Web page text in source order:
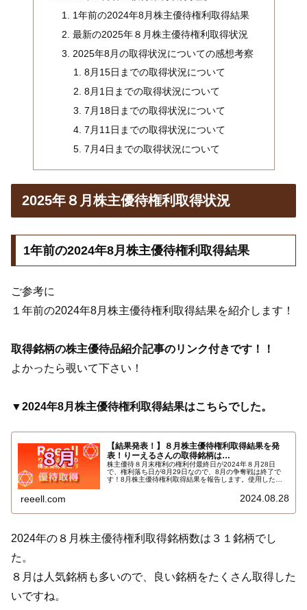
1年前の2024年8月株主優待権利取得結果
最新の2025年８月株主優待権利取得状況
2025年8月の取得状況についての感想考察
8月15日までの取得状況について
8月1日までの取得状況について
7月18日までの取得状況について
7月11日までの取得状況について
7月4日までの取得状況について
2025年８月株主優待権利取得状況
1年前の2024年8月株主優待権利取得結果
ご参考に
１年前の2024年8月株主優待権利取得結果を紹介します！
取得銘柄の株主優待品紹介記事のリンク付きです！！
よかったら覗いて下さい！
▼2024年8月株主優待権利取得結果はこちらでした。
【結果発表！】８月株主優待権利取得結果を発
表！りーえるさんの取得銘柄は…
株主優待８月末権利の権利付最終日が2024年８月28日
で、権利落ち日が8月29日なので、8月の争奪戦は終了で
す！8月株主優待権利取得結果を報告します。使用した証
コム証券、ＳＢＩ証券、ＧＭＯクリック証券でした。結果
reeell.com 2024.08.28
2024年の８月株主優待権利取得銘柄数は３１銘柄でし
た。
８月は人気銘柄も多いので、良い銘柄をたくさん取得した
いですね。